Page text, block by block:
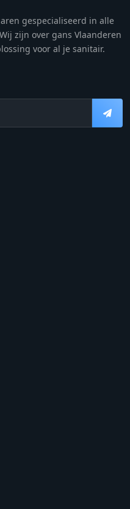
gespecialiseerd in alle
zijn over gans Vlaanderen
voor al je sanitair.